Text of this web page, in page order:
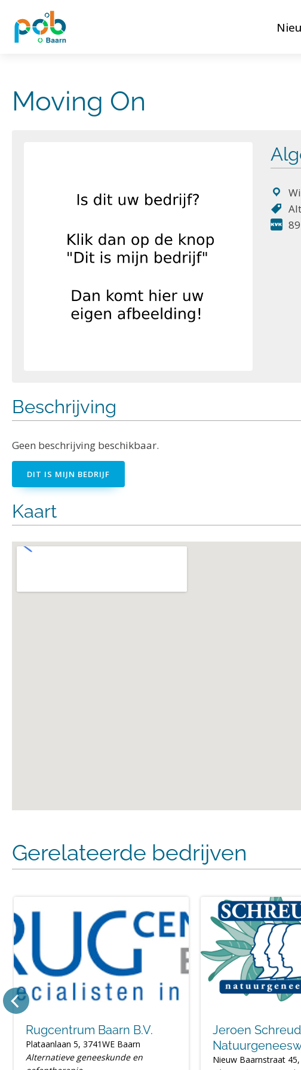
Moving On
Beschrijving
Geen beschrijving beschikbaar.
DIT IS MIJN BEDRIJF
Kaart
Gerelateerde bedrijven
Rugcentrum Baarn B.V.
Plataanlaan 5, 3741WE Baarn
Alternatieve geneeskunde en
Jeroen
Nieuw Baarnstraat